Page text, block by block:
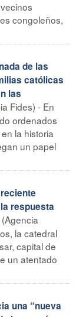
congoleños,
de las
católicas
las
Fides) - En
ordenados
la historia
un papel
respuesta
la catedral
capital de
un atentado
una “nueva